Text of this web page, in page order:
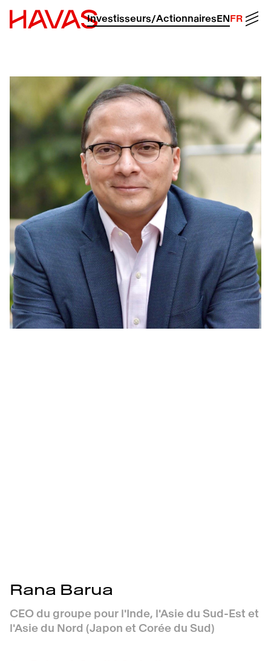
Retour à la page d'accueil d'Havas
Investisseurs/ActionnairesENFR
Rana Barua
CEO du groupe pour l'Inde, l'Asie du Sud-Est et
l'Asie du Nord (Japon et Corée du Sud)